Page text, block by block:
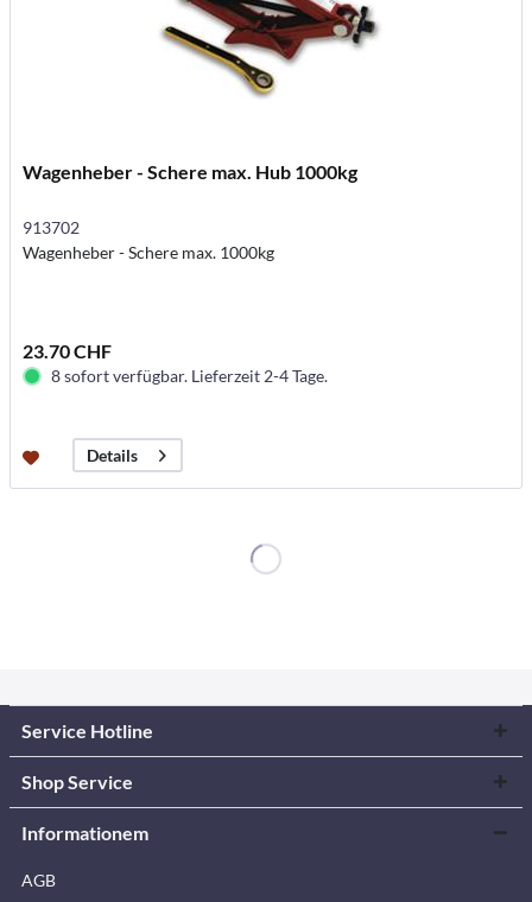
Wagenheber - Schere max. Hub 1000kg
913702
Wagenheber - Schere max. 1000kg
23.70 CHF
8 sofort verfügbar. Lieferzeit 2-4 Tage.
Details
Service Hotline
Shop Service
Informationem
AGB